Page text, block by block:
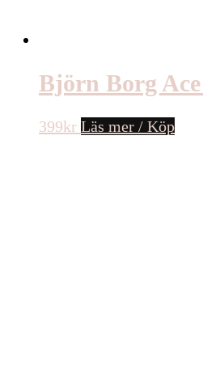
Björn Borg
399kr Läs mer / Köp